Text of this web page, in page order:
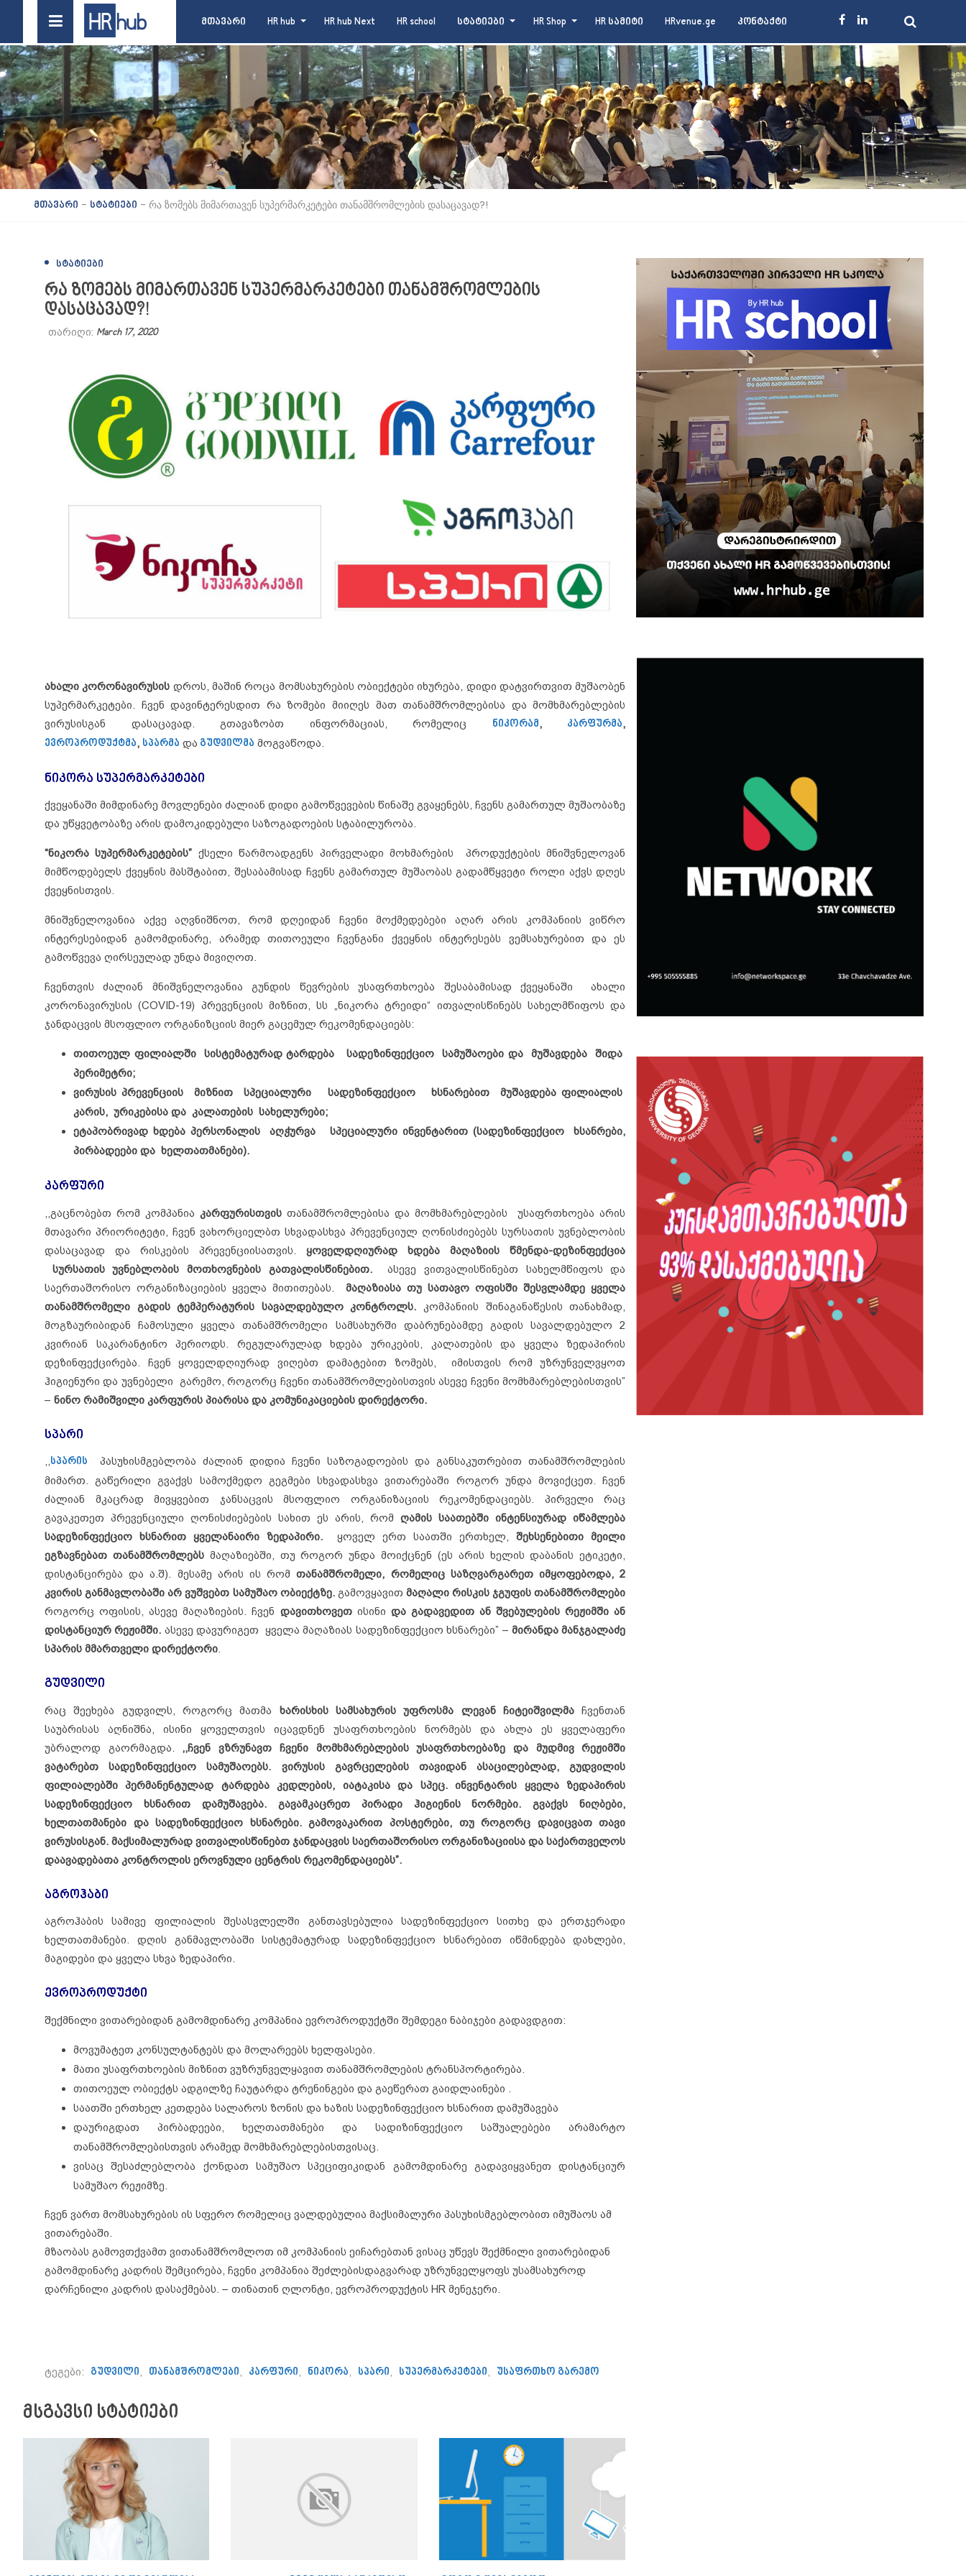
მთავარი HR hub HR hub Next HR school სტატიები HR Shop HR სამიტი HRvenue.ge კონტაქტი
მთავარი - სტატიები - რა ზომებს მიმართავენ სუპერმარკეტები თანამშრომლების დასაცავად?!
ᲡᲢᲐᲢᲘᲔᲑᲘ
რა ზომებს მიმართავენ სუპერმარკეტები თანამშრომლების
დასაცავად?!
თარიღი: March 17, 2020
ახალი კორონავირუსის დროს, მაშინ როცა მომსახურების ობიექტები იხურება, დიდი დატვირთვით მუშაობენ
სუპერმარკეტები. ჩვენ დავინტერესდით რა ზომები მიიღეს მათ თანამშრომლებისა და მომხმარებლების
ვირუსისგან დასაცავად. გთავაზობთ ინფორმაციას, რომელიც ნიკორამ, კარფურმა,
ევროპროდუქტმა, სპარმა და გუდვილმა მოგვაწოდა.
ნიკორა სუპერმარკეტები
ქვეყანაში მიმდინარე მოვლენები ძალიან დიდი გამოწვევების წინაშე გვაყენებს, ჩვენს გამართულ მუშაობაზე
და უწყვეტობაზე არის დამოკიდებული საზოგადოების სტაბილურობა.
“ნიკორა სუპერმარკეტების” ქსელი წარმოადგენს პირველადი მოხმარების პროდუქტების მნიშვნელოვან
მიმწოდებელს ქვეყნის მასშტაბით, შესაბამისად ჩვენს გამართულ მუშაობას გადამწყვეტი როლი აქვს დღეს
ქვეყნისთვის.
მნიშვნელოვანია აქვე აღვნიშნოთ, რომ დღეიდან ჩვენი მოქმედებები აღარ არის კომპანიის ვიწრო
ინტერესებიდან გამომდინარე, არამედ თითოეული ჩვენგანი ქვეყნის ინტერესებს ვემსახურებით და ეს
გამოწვევა ღირსეულად უნდა მივიღოთ.
ჩვენთვის ძალიან მნიშვნელოვანია გუნდის წევრების უსაფრთხოება შესაბამისად ქვეყანაში ახალი
კორონავირუსის (COVID-19) პრევენციის მიზნით, სს „ნიკორა ტრეიდი“ ითვალისწინებს სახელმწიფოს და
ჯანდაცვის მსოფლიო ორგანიზციის მიერ გაცემულ რეკომენდაციებს:
თითოეულ ფილიალში სისტემატურად ტარდება სადეზინფექციო სამუშაოები და მუშავდება შიდა
პერიმეტრი;
ვირუსის პრევენციის მიზნით სპეციალური სადეზინფექციო ხსნარებით მუშავდება ფილიალის
კარის, ურიკებისა და კალათების სახელურები;
ეტაპობრივად ხდება პერსონალის აღჭურვა სპეციალური ინვენტარით (სადეზინფექციო ხსანრები,
პირბადეები და ხელთათმანები).
კარფური
,,გაცნობებთ რომ კომპანია კარფურისთვის თანამშრომლებისა და მომხმარებლების უსაფრთხოება არის
მთავარი პრიორიტეტი, ჩვენ ვახორციელბთ სხვადასხვა პრევენციულ ღონისძიებებს სურსათის უვნებლობის
დასაცავად და რისკების პრევენციისათვის.ყოველდღიურად ხდება მაღაზიის წმენდა-დეზინფექცია
სურსათის უვნებლობის მოთხოვნების გათვალისწინებით.ასევე ვითვალისწინებთ სახელმწიფოს და
საერთაშორისო ორგანიზაციების ყველა მითითებას.მაღაზიასა თუ სათავო ოფისში შესვლამდე ყველა
თანამშრომელი გადის ტემპერატურის სავალდებულო კონტროლს. კომპანიის შინაგანაწესის თანახმად,
მოგზაურიბიდან ჩამოსული ყველა თანამშრომელი სამსახურში დაბრუნებამდე გადის სავალდებულო 2
კვირიან საკარანტინო პერიოდს. რეგულარულად ხდება ურიკების, კალათების და ყველა ზედაპირის
დეზინფექცირება. ჩვენ ყოველდღიურად ვიღებთ დამატებით ზომებს, იმისთვის რომ უზრუნველვყოთ
ჰიგიენური და უვნებელი გარემო, როგორც ჩვენი თანამშრომლებისთვის ასევე ჩვენი მომხმარებლებისთვის”
– ნინო რამიშვილი კარფურის პიარისა და კომუნიკაციების დირექტორი.
სპარი
,,სპარის
პასუხისმგებლობა ძალიან დიდია ჩვენი საზოგადოების და განსაკუთრებით თანამშრომლების
მიმართ. გაწერილი გვაქვს სამოქმედო გეგმები სხვადასხვა ვითარებაში როგორ უნდა მოვიქცეთ. ჩვენ
ძალიან მკაცრად მივყვებით ჯანსაცვის მსოფლიო ორგანიზაციის რეკომენდაციებს. პირველი რაც
გავაკეთეთ პრევენციული ღონისძიებების სახით ეს არის, რომღამის საათებში ინტენსიურად იწამლება
სადეზინფექციო ხსნარით ყველანაირი ზედაპირი.
ყოველ ერთ საათში ერთხელ,შეხსენებითი მეილი
ეგზავნებათ თანამშრომლებსმაღაზიებში, თუ როგორ უნდა მოიქცნენ (ეს არის ხელის დაბანის ეტიკეტი,
დისტანცირება და ა.შ). მესამე არის ის რომთანამშრომელი, რომელიც საზღვარგარეთ იმყოფებოდა, 2
კვირის განმავლობაში არ ვუშვებთ სამუშაო ობიექტზე.გამოვყავით მაღალი რისკის ჯგუფის თანამშრომლები
როგორც ოფისის, ასევე მაღაზიების. ჩვენ დავითხოვეთისინი და გადავედით ან შვებულების რეჟიმში ან
დისტანციურ რეჟიმში. ასევე დავურიგეთ ყველა მაღაზიას სადეზინფექციო ხსნარები” – მირანდა მანჯგალაძე
სპარის მმართველი დირექტორი.
გუდვილი
რაც შეეხება გუდვილს, როგორც მათმა ხარისხის სამსახურის უფროსმა ლევან ჩიტეიშვილმა ჩვენთან
საუბრისას აღნიშნა, ისინი ყოველთვის იცავდნენ უსაფრთხოების ნორმებს და ახლა ეს ყველაფერი
უბრალოდ გაორმაგდა. ,,ჩვენ ვზრუნავთ ჩვენი მომხმარებლების უსაფრთხოებაზე და მუდმივ რეჟიმში
ვატარებთ სადეზინფექციო სამუშაოებს. ვირუსის გავრცელების თავიდან ასაცილებლად, გუდვილის
ფილიალებში პერმანენტულად ტარდება კედლების, იატაკისა და სპეც. ინვენტარის ყველა ზედაპირის
სადეზინფექციო ხსნარით დამუშავება. გავამკაცრეთ პირადი ჰიგიენის ნორმები. გვაქვს ნიღბები,
ხელთათმანები და სადეზინფექციო ხსნარები. გამოვაკარით პოსტერები, თუ როგორც დავიცვათ თავი
ვირუსისგან. მაქსიმალურად ვითვალისწინებთ ჯანდაცვის საერთაშორისო ორგანიზაციისა და საქართველოს
დაავადებათა კონტროლის ეროვნული ცენტრის რეკომენდაციებს”.
აგროჰაბი
აგროჰაბის სამივე ფილიალის შესასვლელში განთავსებულია სადეზინფექციო სითხე და ერთჯერადი
ხელთათმანები. დღის განმავლობაში სისტემატურად სადეზინფექციო ხსნარებით იწმინდება დახლები,
მაგიდები და ყველა სხვა ზედაპირი.
ევროპროდუქტი
შექმნილი ვითარებიდან გამომდინარე კომპანია ევროპროდუქტში შემდეგი ნაბიჯები გადავდგით:
მოვუმატეთ კონსულტანტებს და მოლარეებს ხელფასები.
მათი უსაფრთხოების მიზნით ვუზრუნველყავით თანამშრომლების ტრანსპორტირება.
თითოეულ ობიექტს ადგილზე ჩაუტარდა ტრენინგები და გაეწერათ გაიდლაინები .
საათში ერთხელ კეთდება სალაროს ზონის და ხაზის სადეზინფექციო ხსნარით დამუშავება
დაურიგდათ პირბადეები, ხელთათმანები და სადიზინფექციო საშუალებები არამარტო
თანამშრომლებისთვის არამედ მომხმარებლებისთვისაც.
ვისაც შესაძლებლობა ქონდათ სამუშაო სპეციფიკიდან გამომდინარე გადავიყვანეთ დისტანციურ
სამუშაო რეჟიმზე.
ჩვენ ვართ მომსახურების ის სფერო რომელიც ვალდებულია მაქსიმალური პასუხისმგებლობით იმუშაოს ამ
ვითარებაში.
მზაობას გამოვთქვამთ ვითანამშრომლოთ იმ კომპანიის ეიჩარებთან ვისაც უწევს შექმნილი ვითარებიდან
გამომდინარე კადრის შემცირება, ჩვენი კომპანია შეძლებისდაგვარად უზრუნველყოფს უსამსახუროდ
დარჩენილი კადრის დასაქმებას. – თინათინ ღლონტი, ევროპროდუქტის HR მენეჯერი.
ტეგები: გუდვილი, თანამშრომლები, კარფური, ნიკორა, სპარი, სუპერმარკეტები, უსაფრთხო გარემო
მსგავსი სტატიები